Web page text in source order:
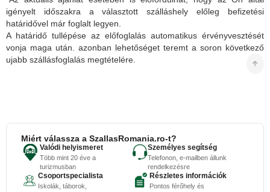
igényelt időszakra a választott szálláshely előleg befizetési
határidővel már foglalt legyen.
A határidő tullépése az előfoglalás automatikus érvényvesztését
vonja maga után. azonban lehetőséget teremt a soron következő
ujabb szállásfoglalás megtételére.
Miért válassza a SzallasRomania.ro-t?
Valódi helyismeret
Több mint 20 éve a
turizmusban
Személyes segítség
Telefonon, e-mailben állunk
rendelkezésre
Csoportspecialista
Iskolák, táborok,
Részletes információk
Pontos férőhely és